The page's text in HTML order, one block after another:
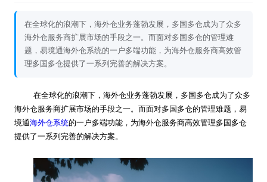
在全球化的浪潮下，海外仓业务蓬勃发展，多国多仓成为了众多
海外仓服务商扩展市场的手段之一。而面对多国多仓的管理难
题，易境通海外仓系统的一户多端功能，为海外仓服务商高效管
理多国多仓提供了一系列完善的解决方案。
在全球化的浪潮下，海外仓业务蓬勃发展，多国多仓成为了众多
海外仓服务商扩展市场的手段之一。而面对多国多仓的管理难题，易
境通海外仓系统的一户多端功能，为海外仓服务商高效管理多国多仓
提供了一系列完善的解决方案。